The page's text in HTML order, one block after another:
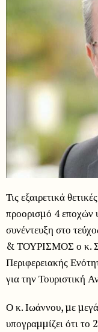
Τις εξαιρετικά
προορισµό 4 εποχών
συνέντευξη στο
& ΤΟΥΡΙΣΜΟΣ ο κ.
Περιφερειακής
για την Τουριστική
Ο κ. Ιωάννου, µε
υπογραµµίζει ότι το